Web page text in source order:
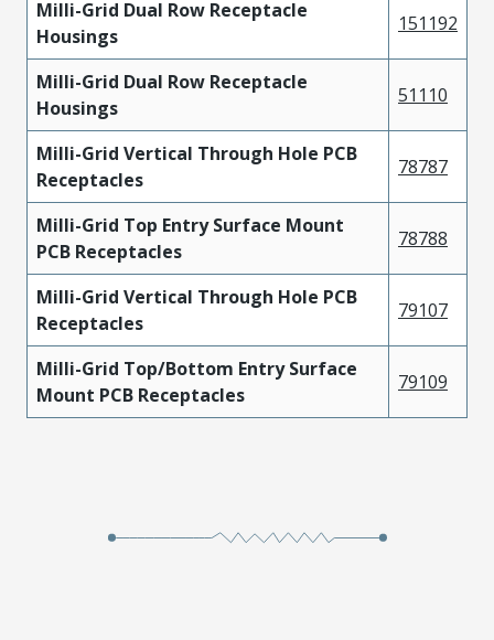
Milli-Grid Dual Row Receptacle
Housings
151192
Milli-Grid Dual Row Receptacle
Housings
51110
Milli-Grid Vertical Through Hole PCB
Receptacles
78787
Milli-Grid Top Entry Surface Mount
PCB Receptacles
78788
Milli-Grid Vertical Through Hole PCB
Receptacles
79107
Milli-Grid Top/Bottom Entry Surface
Mount PCB Receptacles
79109